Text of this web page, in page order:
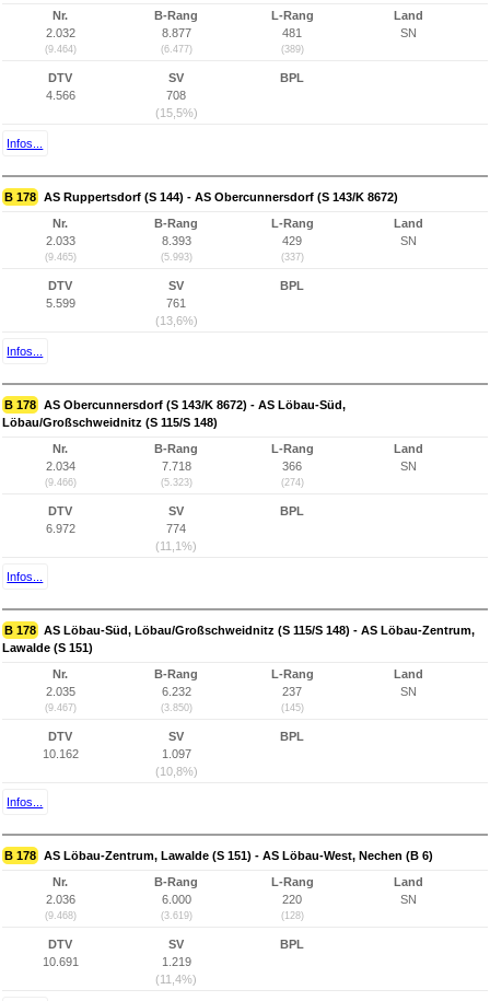
Nr.
2.032
(9.464)
B-Rang
8.877
(6.477)
L-Rang
481
(389)
Land
SN
DTV
4.566
SV
708
(15,5%)
BPL
Infos...
B 178 AS Ruppertsdorf (S 144) - AS Obercunnersdorf (S 143/K 8672)
Nr.
2.033
(9.465)
B-Rang
8.393
(5.993)
L-Rang
429
(337)
Land
SN
DTV
5.599
SV
761
(13,6%)
BPL
Infos...
B 178 AS Obercunnersdorf (S 143/K 8672) - AS Löbau-Süd,
Löbau/Großschweidnitz (S 115/S 148)
Nr.
2.034
(9.466)
B-Rang
7.718
(5.323)
L-Rang
366
(274)
Land
SN
DTV
6.972
SV
774
(11,1%)
BPL
Infos...
B 178 AS Löbau-Süd, Löbau/Großschweidnitz (S 115/S 148) - AS Löbau-Zentrum,
Lawalde (S 151)
Nr.
2.035
(9.467)
B-Rang
6.232
(3.850)
L-Rang
237
(145)
Land
SN
DTV
10.162
SV
1.097
(10,8%)
BPL
Infos...
B 178 AS Löbau-Zentrum, Lawalde (S 151) - AS Löbau-West, Nechen (B 6)
Nr.
2.036
(9.468)
B-Rang
6.000
(3.619)
L-Rang
220
(128)
Land
SN
DTV
10.691
SV
1.219
(11,4%)
BPL